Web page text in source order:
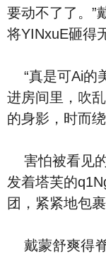
要动不了了。”
将YINxuE砸得
“真是可Ai的
进房间里，吹
的身影，时而绕
害怕被看见
发着塔芙的
团，紧紧地包裹
戴蒙舒爽得脊